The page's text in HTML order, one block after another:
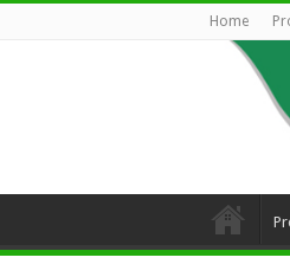
Home